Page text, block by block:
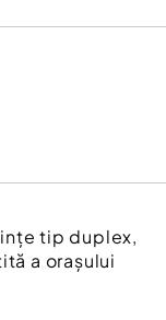
tip duplex,
a orașului